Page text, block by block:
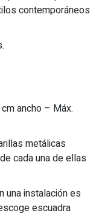
contemporáneos
ancho – Máx.
metálicas
cada una de ellas
una instalación es
escuadra